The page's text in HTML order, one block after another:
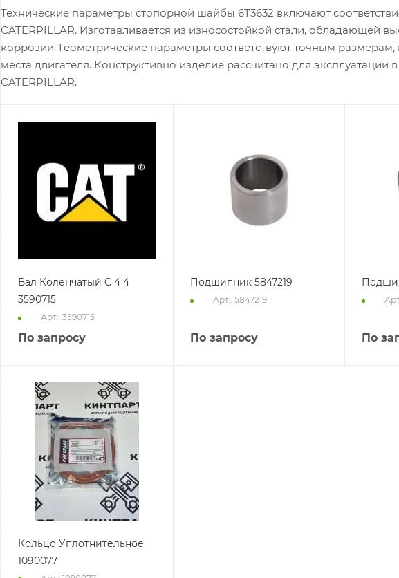
Технические параметры стопорной шайбы 6T3632 включают
CATERPILLAR. Изготавливается из износостойкой стали, обладающей
коррозии. Геометрические параметры соответствуют точным
места двигателя. Конструктивно изделие рассчитано для эксплуатации
CATERPILLAR.
Вал Коленчатый C 4 4
3590715
Арт.: 3590715
По запросу
Подшипник 5847219
Арт.: 5847219
По запросу По
Кольцо Уплотнительное
1090077